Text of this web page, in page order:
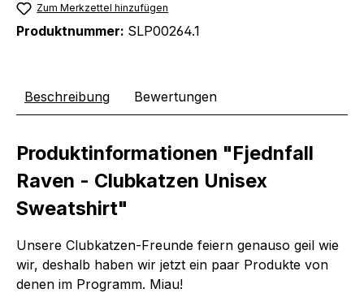
Zum Merkzettel hinzufügen
Produktnummer: SLP00264.1
Beschreibung Bewertungen
Produktinformationen "Fjednfall
Raven - Clubkatzen Unisex
Sweatshirt"
Unsere Clubkatzen-Freunde feiern genauso geil wie
wir, deshalb haben wir jetzt ein paar Produkte von
denen im Programm. Miau!